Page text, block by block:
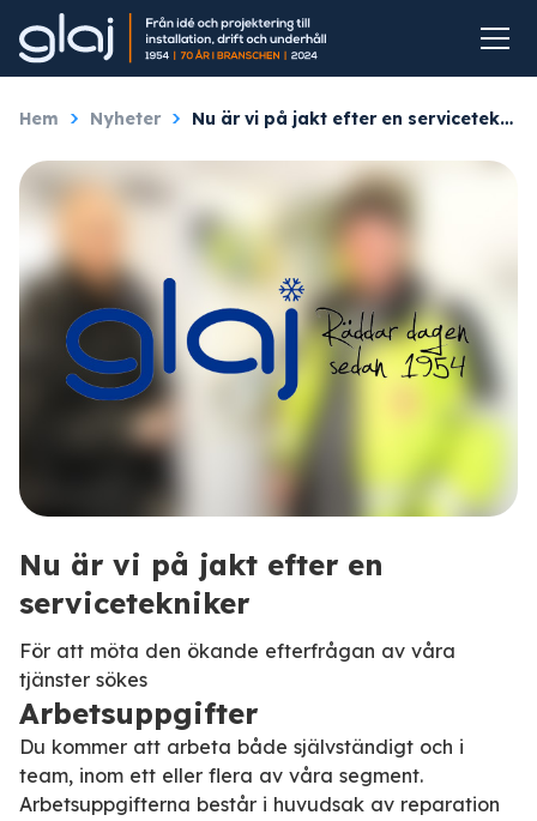
Hem Nyheter Nu är vi på jakt efter en servicetekniker
Nu är vi på jakt efter en
servicetekniker
För att möta den ökande efterfrågan av våra
tjänster sökes
Arbetsuppgifter
Du kommer att arbeta både självständigt och i
team, inom ett eller flera av våra segment.
Arbetsuppgifterna består i huvudsak av reparation